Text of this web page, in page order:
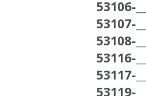
53106-___
53107-___
53108-___
53116-___
53117-___
53119-___